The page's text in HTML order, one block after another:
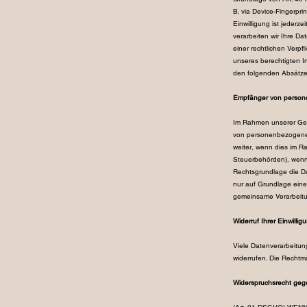
B. via Device-
Einwilligung ist
verarbeiten wir Ihre
einer rechtlichen
unseres berechtigten
den folgenden
Empfänger von
Im Rahmen unserer
von
weiter, wenn dies im
Steuerbehörden),
Rechtsgrundlage die
nur auf Grundlage
gemeinsame
Widerruf Ihrer
Viele
widerrufen. Die
Widerspruchsrecht